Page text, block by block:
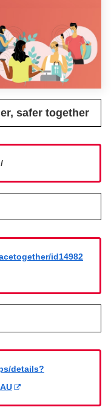
safer together
id14982
details?